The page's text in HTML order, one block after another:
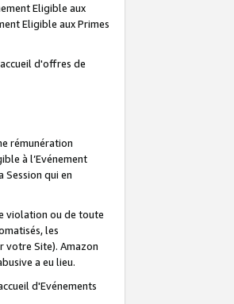
Eligible aux
Eligible aux Primes
d'offres de
rémunération
à l’Evénement
Session qui en
violation ou de toute
les
votre Site). Amazon
a eu lieu.
d'Evénements